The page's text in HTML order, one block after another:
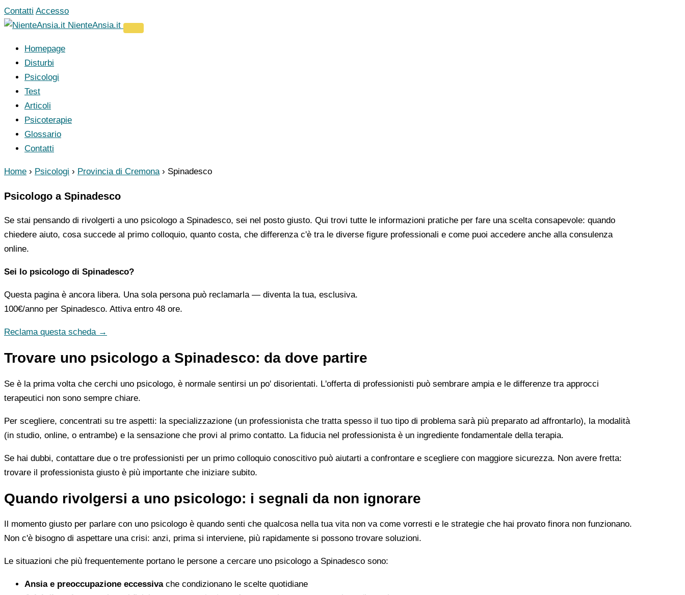
Vai
al
Contatti Accesso
NienteAnsia.it
Homepage
Disturbi
Psicologi
Test
Articoli
Psicoterapie
Glossario
Contatti
Home › Psicologi › Provincia di Cremona › Spinadesco
Psicologo a Spinadesco
Se stai pensando di rivolgerti a uno psicologo a Spinadesco, sei nel posto giusto. Qui trovi tutte le informazioni pratiche per fare una scelta consapevole: quando
chiedere aiuto, cosa succede al primo colloquio, quanto costa, che differenza c'è tra le diverse figure professionali e come puoi accedere anche alla consulenza
online.
Sei lo psicologo di Spinadesco?
Questa pagina è ancora libera. Una sola persona può reclamarla — diventa la tua, esclusiva.
100€/anno per Spinadesco. Attiva entro 48 ore.
Reclama questa scheda →
Trovare uno psicologo a Spinadesco: da dove partire
Se è la prima volta che cerchi uno psicologo, è normale sentirsi un po' disorientati. L'offerta di professionisti può sembrare ampia e le differenze tra approcci
terapeutici non sono sempre chiare.
Per scegliere, concentrati su tre aspetti: la specializzazione (un professionista che tratta spesso il tuo tipo di problema sarà più preparato ad affrontarlo), la modalità
(in studio, online, o entrambe) e la sensazione che provi al primo contatto. La fiducia nel professionista è un ingrediente fondamentale della terapia.
Se hai dubbi, contattare due o tre professionisti per un primo colloquio conoscitivo può aiutarti a confrontare e scegliere con maggiore sicurezza. Non avere fretta:
trovare il professionista giusto è più importante che iniziare subito.
Quando rivolgersi a uno psicologo: i segnali da non ignorare
Il momento giusto per parlare con uno psicologo è quando senti che qualcosa nella tua vita non va come vorresti e le strategie che hai provato finora non funzionano.
Non c'è bisogno di aspettare una crisi: anzi, prima si interviene, più rapidamente si possono trovare soluzioni.
Le situazioni che più frequentemente portano le persone a cercare uno psicologo a Spinadesco sono:
Ansia e preoccupazione eccessivache condizionano le scelte quotidiane